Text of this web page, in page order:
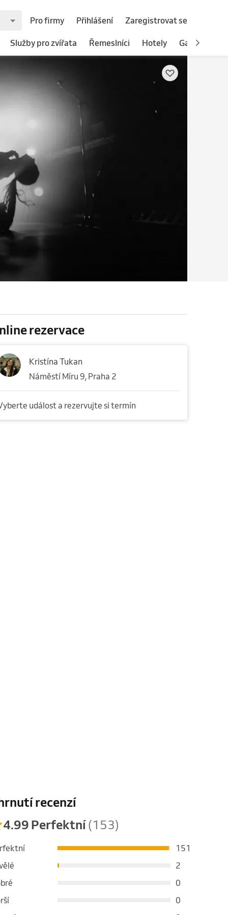
Pro firmy Přihlášení Zaregistrovat se
Služby pro zvířata Řemeslníci Hotely Gastronomie
rezervace
Kristína Tukan
Náměstí Míru 9, Praha 2
událost a rezervujte si termín
recenzí
4.99 Perfektní(153)
151
2
0
0